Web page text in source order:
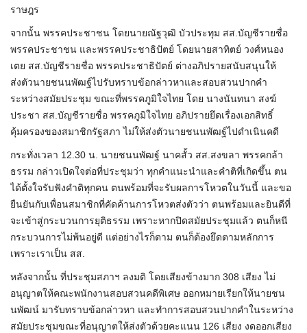
ราษฎร
จากนั้น พรรคประชาชน โดยนายณัฐวุฒิ บัวประทุม สส.บัญชีรายชื่อ
พรรคประชาชน และพรรคประชาธิปัตย์ โดยนายสาทิตย์ วงศ์หนอง
เตย สส.บัญชีรายชื่อ พรรคประชาธิปัตย์ ต่างอภิปรายสนับสนุนให้
ส่งตัวนายชนนพัฒฐ์ไปรับทราบข้อกล่าวหาและสอบสวนปากคำ
ระหว่างสมัยประชุม ขณะที่พรรคภูมิใจไทย โดย นางนันทนา สงฆ์
ประชา สส.บัญชีรายชื่อ พรรคภูมิใจไทย อภิปรายยึดเรื่องเอกสิทธิ์
คุ้มครองของสมาชิกรัฐสภา ไม่ให้ส่งตัวนายชนนพัฒฐ์ไปดำเนินคดี
กระทั่งเวลา 12.30 น. นายชนนพัฒฐ์ นาคสั้ว สส.สงขลา พรรคกล้า
ธรรม กล่าวเปิดใจต่อที่ประชุมว่า ทุกคำแนะนำและคำติที่เกิดขึ้น ตน
ได้ตั้งใจรับฟังคำติทุกคน ตนพร้อมที่จะรับผลการโหวตในวันนี้ และขอ
ยืนยันกับเพื่อนสมาชิกที่คัดค้านการโหวตส่งตัวว่า ตนพร้อมและยินดีที่
จะเข้าสู่กระบวนการยุติธรรม เพราะหากปิดสมัยประชุมแล้ว ตนก็หนี
กระบวนการไม่พ้นอยู่ดี แต่อย่างไรก็ตาม ตนก็ต้องยึดตามหลักการ
เพราะเราเป็น สส.
หลังจากนั้น ที่ประชุมสภาฯ ลงมติ โดยเสียงข้างมาก 308 เสียง ไม่
อนุญาตให้คณะพนักงานสอบสวนคดีพิเศษ ออกหมายเรียกให้นายชน
นพัฒน์ มารับทราบข้อกล่าวหา และทำการสอบสวนปากคำในระหว่าง
สมัยประชุมขณะที่อนุญาตให้ส่งตัวด้วยคะแนน 126 เสียง งดออกเสียง